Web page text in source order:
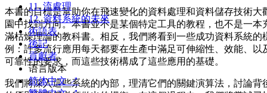
11. 流處理
12. 資料系統的未來
術語表
後記
貢獻者
语言版本
简体中文 ↗
本書的目標是幫助你在飛速變化的資料處理和資料儲存技術大
園中找到方向。本書並不是某個特定工具的教程，也不是一本
滿枯燥理論的教科書。相反，我們將看到一些成功資料系統的
例：許多流行應用每天都要在生產中滿足可伸縮性、效能、以
可靠性的要求，而這些技術構成了這些應用的基礎。
我們將深入這些系統的內部，理清它們的關鍵演算法，討論背